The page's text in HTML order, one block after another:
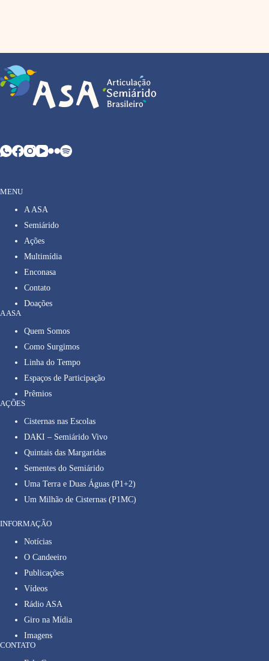
MENU
A ASA
Semiárido
Ações
Multimídia
Enconasa
Contato
Doações
A ASA
Quem Somos
Como Surgimos
Linha do Tempo
Espaços de Participação
Prêmios
AÇÕES
Cisternas nas Escolas
DAKI – Semiárido Vivo
Quintais das Margaridas
Sementes do Semiárido
Uma Terra e Duas Águas (P1+2)
Um Milhão de Cisternas (P1MC)
INFORMAÇÃO
Notícias
O Candeeiro
Publicações
Vídeos
Rádio ASA
Giro na Mídia
Imagens
CONTATO